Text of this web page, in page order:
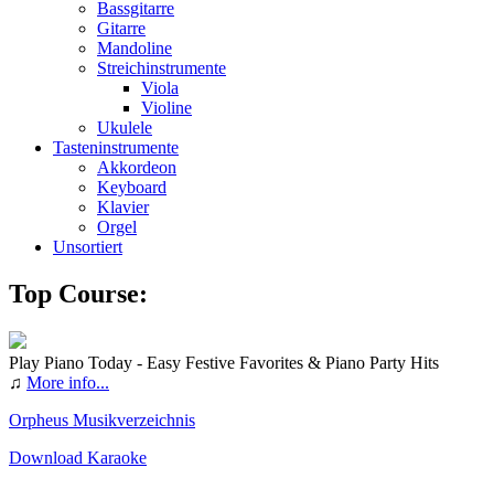
Bassgitarre
Gitarre
Mandoline
Streichinstrumente
Viola
Violine
Ukulele
Tasteninstrumente
Akkordeon
Keyboard
Klavier
Orgel
Unsortiert
Top Course:
Play Piano Today - Easy Festive Favorites & Piano Party Hits
♫ More info...
Orpheus Musikverzeichnis
Download Karaoke